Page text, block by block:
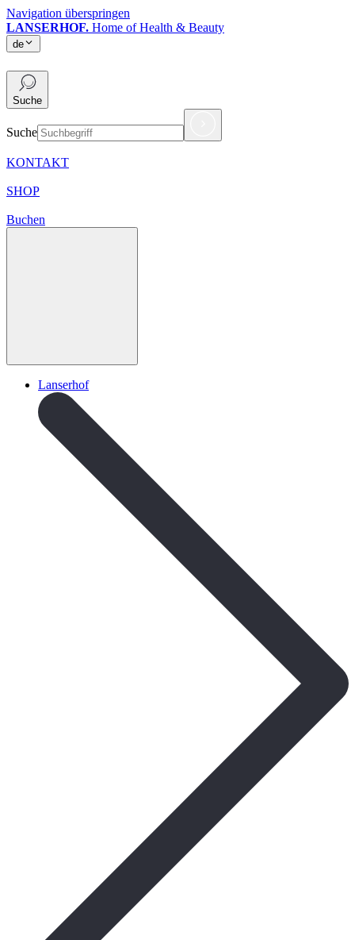
Navigation überspringen
LANSERHOF. Home of Health & Beauty
de
Suche
Suche
KONTAKT
SHOP
Buchen
Lanserhof